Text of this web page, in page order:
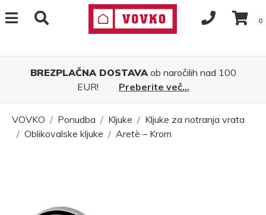
0
BREZPLAČNA DOSTAVAob naročilih nad 100
EUR!
Preberite več...
VOVKO Ponudba Kljuke
Kljuke za notranja vrata
Oblikovalske kljuke
Aretè – Krom